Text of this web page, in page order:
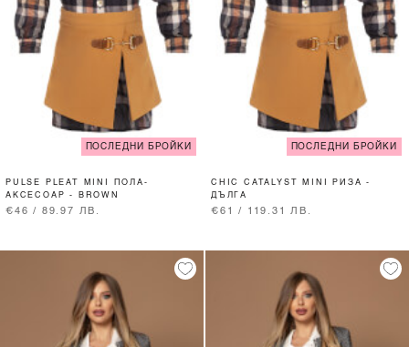
ПОСЛЕДНИ БРОЙКИ
PULSE PLEAT MINI ПОЛА-
АКСЕСОАР - BROWN
€46 / 89.97 ЛВ.
ПОСЛЕДНИ БРОЙКИ
CHIC CATALYST MINI РИЗА -
ДЪЛГА
€61 / 119.31 ЛВ.